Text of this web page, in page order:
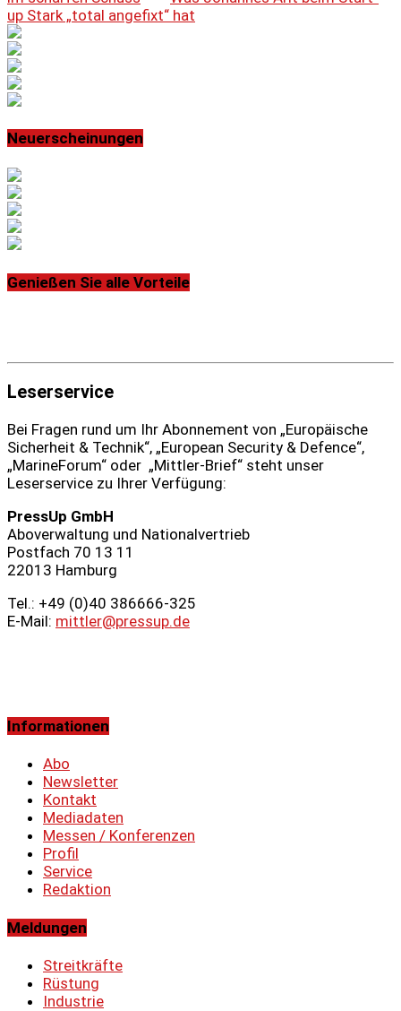
up Stark „total angefixt“ hat
Neuerscheinungen
Genießen Sie alle Vorteile
Leserservice
Bei Fragen rund um Ihr Abonnement von „Europäische
Sicherheit & Technik“, „European Security & Defence“,
„MarineForum“ oder „Mittler-Brief“ steht unser
Leserservice zu Ihrer Verfügung:
PressUp GmbH
Aboverwaltung und Nationalvertrieb
Postfach 70 13 11
22013 Hamburg
Tel.: +49 (0)40 386666‑325
E-Mail: mittler@pressup.de
Informationen
Abo
Newsletter
Kontakt
Mediadaten
Messen / Konferenzen
Profil
Service
Redaktion
Meldungen
Streitkräfte
Rüstung
Industrie